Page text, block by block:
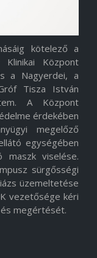
kötelező a
Központ
a Nagyerdei, a
Tisza István
A Központ
érdekében
megelőző
egységében
viselése.
sürgősségi
üzemeltetése
vezetősége kéri
megértését.